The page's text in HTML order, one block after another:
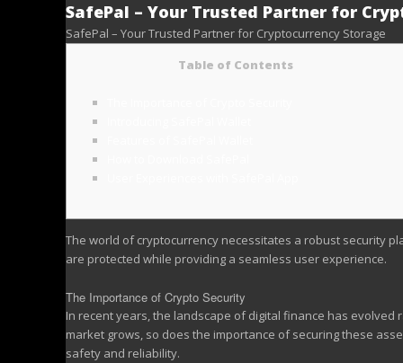
SafePal – Your Trusted Partner for
SafePal – Your Trusted Partner for Cryptocurrency Storage
Table of Contents
The world of cryptocurrency necessitates a robust security
are protected while providing a seamless user experience.
The Importance of Crypto Security
In recent years, the landscape of digital finance has
market grows, so does the importance of securing these
safety and reliability.